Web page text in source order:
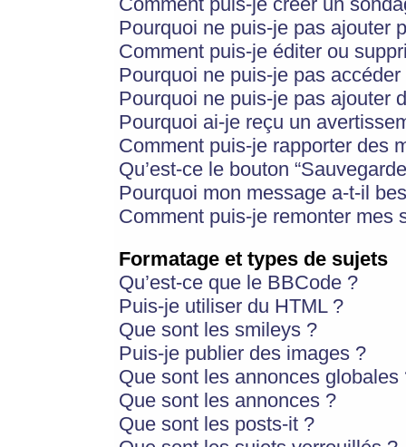
Pourquoi ne puis-je pas ajouter
Comment puis-je éditer ou
Pourquoi ne puis-je pas
Pourquoi ne puis-je pas ajouter
Pourquoi ai-je reçu un
Comment puis-je rapporter des
Qu’est-ce le bouton
Pourquoi mon message a-t-il
Comment puis-je remonter mes
Formatage et types de sujets
Qu’est-ce que le BBCode ?
Puis-je utiliser du HTML ?
Que sont les smileys ?
Puis-je publier des images ?
Que sont les annonces globales
Que sont les annonces ?
Que sont les posts-it ?